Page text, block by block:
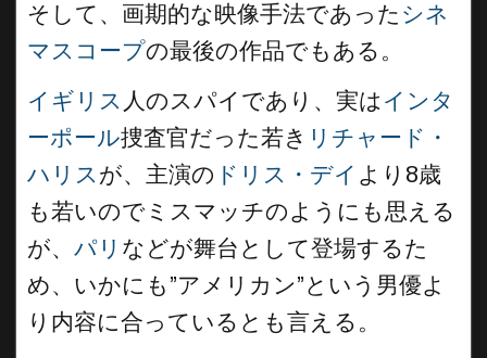
そして、画期的な映像手法であった シネ
マスコープの最後の作品でもある。
イギリス 人のスパイであり、実はインタ
ーポール捜査官だった若き リチャード・
ハリスが、主演の ドリス・デイ より8歳
も若いのでミスマッチのようにも思える
が、 パリ などが舞台として登場するた
め、いかにも”アメリカン”という男優よ
り内容に合っているとも言える。